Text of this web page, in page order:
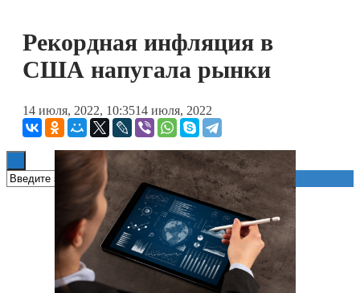
Технологии
Книги
Рекордная инфляция в
США напугала рынки
14 июля, 2022, 10:3514 июля, 2022